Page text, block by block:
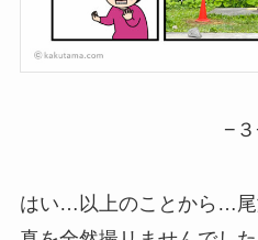
−
はい…以上のことから…尾